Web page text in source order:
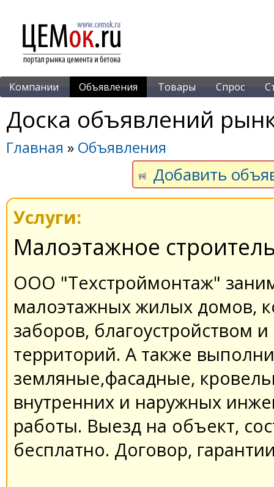
Компании Объявления Товары Спрос
Доска объявлений
Главная » Объявления
Добавить
Услуги:
Малоэтажное
ООО "Техстроймонтаж"
малоэтажных жилых домов,
заборов, благоустройством
территорий. А также
земляные,фасадные,
внутренних и наружных
работы. Выезд на объект,
бесплатно. Договор,